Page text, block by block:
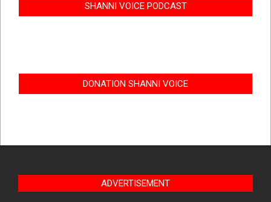
SHANNI VOICE PODCAST
DONATION SHANNI VOICE
ADVERTISEMENT